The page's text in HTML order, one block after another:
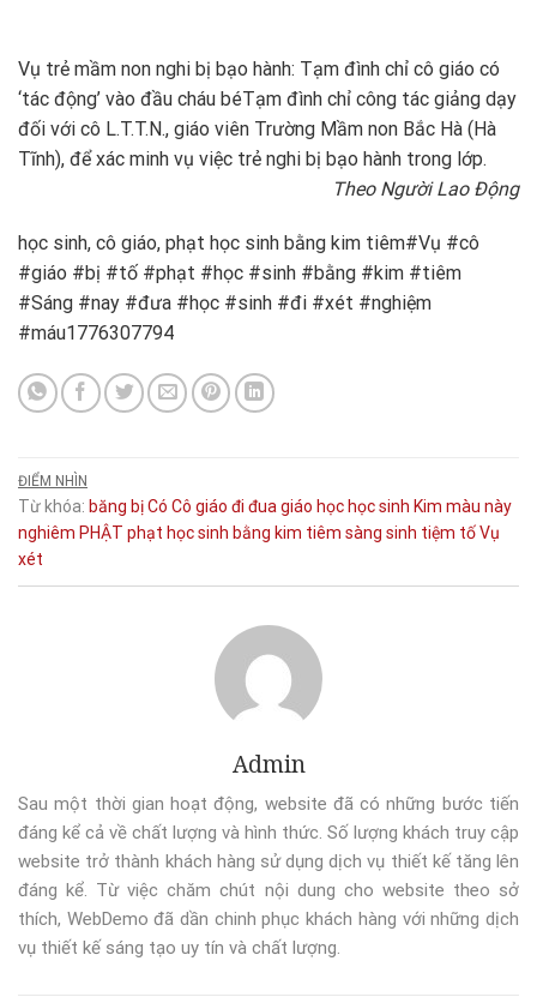
Vụ trẻ mầm non nghi bị bạo hành: Tạm đình chỉ cô giáo có
‘tác động’ vào đầu cháu béTạm đình chỉ công tác giảng dạy
đối với cô L.T.T.N., giáo viên Trường Mầm non Bắc Hà (Hà
Tĩnh), để xác minh vụ việc trẻ nghi bị bạo hành trong lớp.
Theo Người Lao Động
học sinh, cô giáo, phạt học sinh bằng kim tiêm#Vụ #cô
#giáo #bị #tố #phạt #học #sinh #bằng #kim #tiêm
#Sáng #nay #đưa #học #sinh #đi #xét #nghiệm
#máu1776307794
ĐIỂM NHÌN
Từ khóa: băng bịCó Cô giáo đi đuagiáo học học sinh Kim màu này
nghiêm PHẬT phạt học sinh bằng kim tiêm sàng sinh tiệm tốVụ
xét
Admin
Sau một thời gian hoạt động, website đã có những bước tiến
đáng kể cả về chất lượng và hình thức. Số lượng khách truy cập
website trở thành khách hàng sử dụng dịch vụ thiết kế tăng lên
đáng kể. Từ việc chăm chút nội dung cho website theo sở
thích, WebDemo đã dần chinh phục khách hàng với những dịch
vụ thiết kế sáng tạo uy tín và chất lượng.